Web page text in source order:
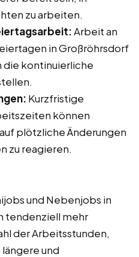
zu arbeiten.
Arbeit an
in Großröhrsdorf
kontinuierliche
Kurzfristige
können
plötzliche Änderungen
zu reagieren.
und Nebenjobs in
tendenziell mehr
der Arbeitsstunden,
und